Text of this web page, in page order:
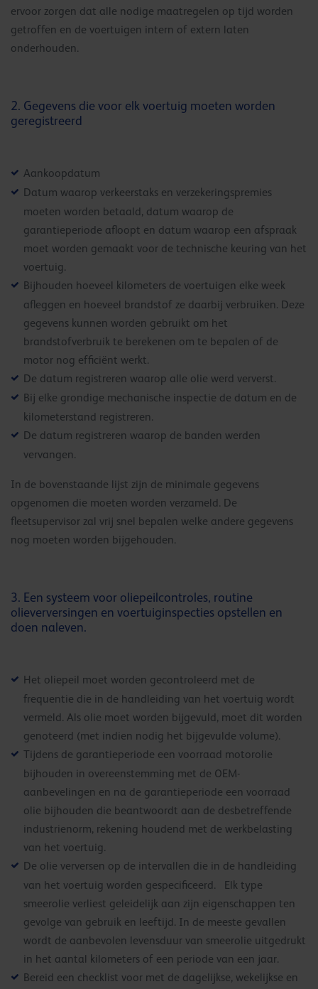
ervoor zorgen dat alle nodige maatregelen op tijd worden
getroffen en de voertuigen intern of extern laten
onderhouden.
2. Gegevens die voor elk voertuig moeten worden
geregistreerd
Aankoopdatum
Datum waarop verkeerstaks en verzekeringspremies
moeten worden betaald, datum waarop de
garantieperiode afloopt en datum waarop een afspraak
moet worden gemaakt voor de technische keuring van het
voertuig.
Bijhouden hoeveel kilometers de voertuigen elke week
afleggen en hoeveel brandstof ze daarbij verbruiken. Deze
gegevens kunnen worden gebruikt om het
brandstofverbruik te berekenen om te bepalen of de
motor nog efficiënt werkt.
De datum registreren waarop alle olie werd ververst.
Bij elke grondige mechanische inspectie de datum en de
kilometerstand registreren.
De datum registreren waarop de banden werden
vervangen.
In de bovenstaande lijst zijn de minimale gegevens
opgenomen die moeten worden verzameld. De
fleetsupervisor zal vrij snel bepalen welke andere gegevens
nog moeten worden bijgehouden.
3. Een systeem voor oliepeilcontroles, routine
olieverversingen en voertuiginspecties opstellen en
doen naleven.
Het oliepeil moet worden gecontroleerd met de
frequentie die in de handleiding van het voertuig wordt
vermeld. Als olie moet worden bijgevuld, moet dit worden
genoteerd (met indien nodig het bijgevulde volume).
Tijdens de garantieperiode een voorraad motorolie
bijhouden in overeenstemming met de OEM-
aanbevelingen en na de garantieperiode een voorraad
olie bijhouden die beantwoordt aan de desbetreffende
industrienorm, rekening houdend met de werkbelasting
van het voertuig.
De olie verversen op de intervallen die in de handleiding
van het voertuig worden gespecificeerd. Elk type
smeerolie verliest geleidelijk aan zijn eigenschappen ten
gevolge van gebruik en leeftijd. In de meeste gevallen
wordt de aanbevolen levensduur van smeerolie uitgedrukt
in het aantal kilometers of een periode van een jaar.
Bereid een checklist voor met de dagelijkse, wekelijkse en